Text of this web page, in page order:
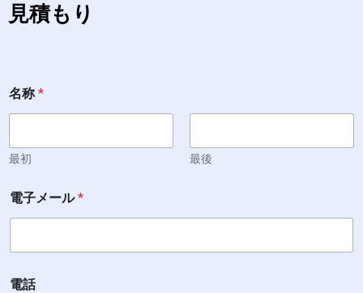
見積もり
ッ
セ
ジ
*
名称*
最初 最後
電子メール*
電話